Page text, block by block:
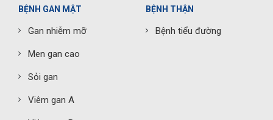
BỆNH GAN MẬT
Gan nhiễm mỡ
Men gan cao
Sỏi gan
Viêm gan A
BỆNH THẬN
Bệnh tiểu đường